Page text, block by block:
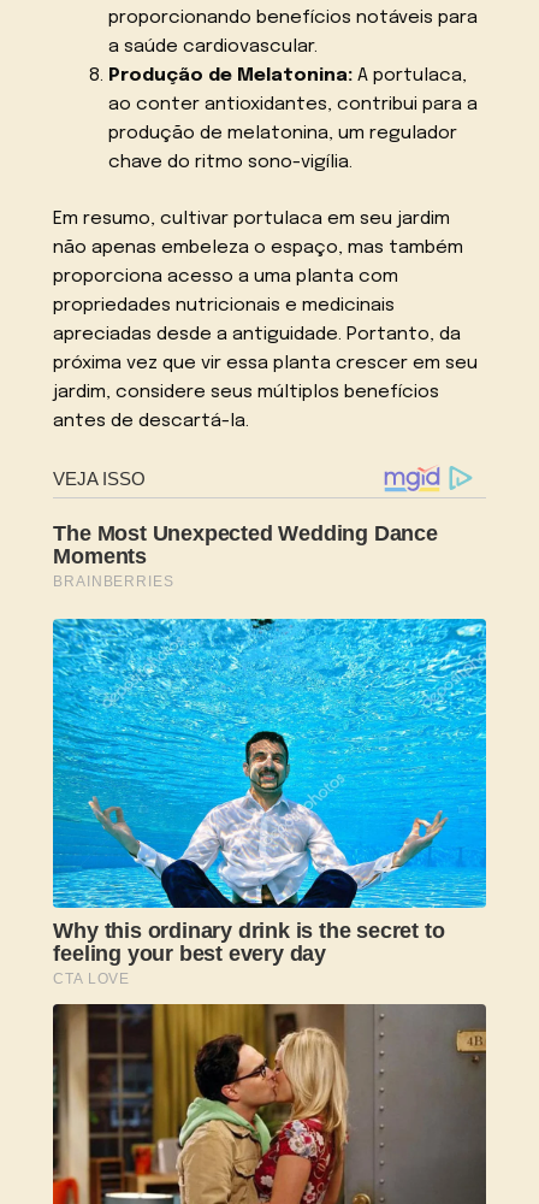
proporcionando benefícios notáveis para
a saúde cardiovascular.
Produção de Melatonina:A portulaca,
ao conter antioxidantes, contribui para a
produção de melatonina, um regulador
chave do ritmo sono-vigília.
Em resumo, cultivar portulaca em seu jardim
não apenas embeleza o espaço, mas também
proporciona acesso a uma planta com
propriedades nutricionais e medicinais
apreciadas desde a antiguidade. Portanto, da
próxima vez que vir essa planta crescer em seu
jardim, considere seus múltiplos benefícios
antes de descartá-la.